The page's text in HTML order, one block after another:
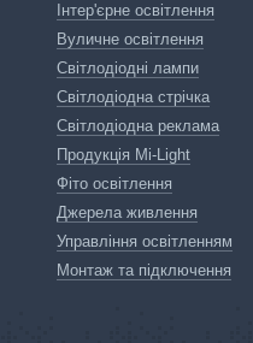
Інтер'єрне освітлення
Вуличне освітлення
Світлодіодні лампи
Світлодіодна стрічка
Світлодіодна реклама
Продукція Mi-Light
Фіто освітлення
Джерела живлення
Управління освітленням
Монтаж та підключення